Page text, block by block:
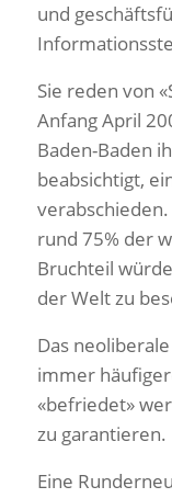
und
Sie reden von
Anfang April
Baden-Baden
beabsichtigt,
rund 75% der
Bruchteil
der Welt zu
Das
immer
«befriedet»
zu garantieren.
Eine